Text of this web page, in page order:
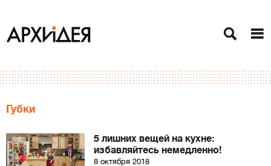
Губки
5 лишних вещей на кухне:
избавляйтесь немедленно!
8 октября 2018